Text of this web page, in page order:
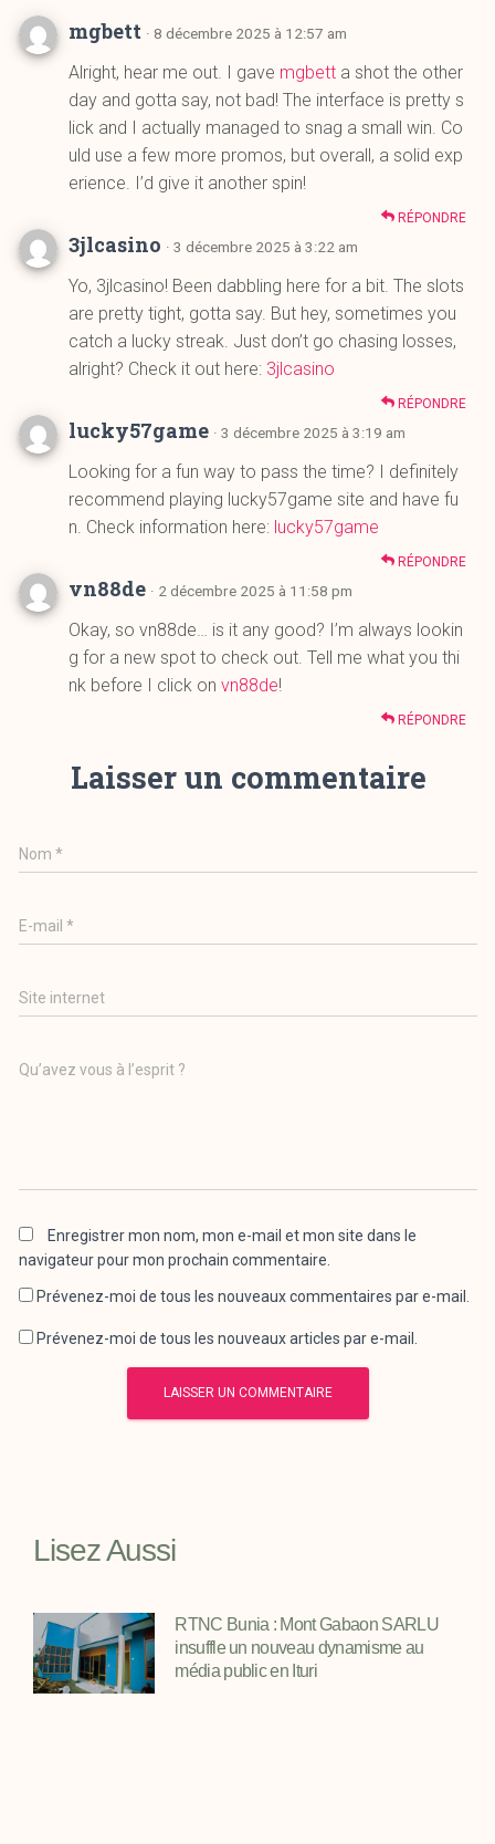
mgbett · 8 décembre 2025 à 12:57 am
Alright, hear me out. I gave mgbett a shot the other
day and gotta say, not bad! The interface is pretty s
lick and I actually managed to snag a small win. Co
uld use a few more promos, but overall, a solid exp
erience. I’d give it another spin!
RÉPONDRE
3jlcasino · 3 décembre 2025 à 3:22 am
Yo, 3jlcasino! Been dabbling here for a bit. The slots
are pretty tight, gotta say. But hey, sometimes you
catch a lucky streak. Just don’t go chasing losses,
alright? Check it out here: 3jlcasino
RÉPONDRE
lucky57game · 3 décembre 2025 à 3:19 am
Looking for a fun way to pass the time? I definitely
recommend playing lucky57game site and have fu
n. Check information here: lucky57game
RÉPONDRE
vn88de · 2 décembre 2025 à 11:58 pm
Okay, so vn88de… is it any good? I’m always lookin
g for a new spot to check out. Tell me what you thi
nk before I click onvn88de!
RÉPONDRE
Laisser un commentaire
Nom*
E-mail*
Site internet
Qu’avez vous à l’esprit ?
Enregistrer mon nom, mon e-mail et mon site dans le
navigateur pour mon prochain commentaire.
Prévenez-moi de tous les nouveaux commentaires par e-mail.
Prévenez-moi de tous les nouveaux articles par e-mail.
Lisez Aussi
RTNC Bunia : Mont Gabaon SARLU
insuffle un nouveau dynamisme au
média public en Ituri